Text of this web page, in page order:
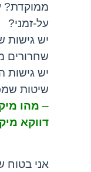
ממוקדת?
על-זמני?
יש גישות
שחרורים
יש גישות
שיטות
– מהו
דווקא
אני בטוח